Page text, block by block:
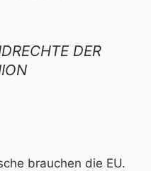
DER
brauchen die EU.